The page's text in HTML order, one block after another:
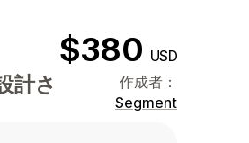
$380 USD
計さ
作成者：
Segment